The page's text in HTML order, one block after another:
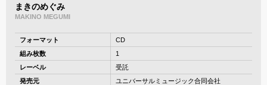
まきのめぐみ
MAKINO MEGUMI
フォーマット
CD
組み枚数
1
レーベル
受託
発売元
ユニバーサルミュージック合同会社